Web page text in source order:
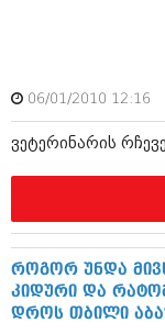
რომანი და
სახალისო
დაიჯესტი
ქალი და
ისტორია
დაიჯესტი
სხვადასხვა
ანონსი
06/01/2010 12:16
ვეტერინარის
როგორ უნდა
კიდური და
დროს თბილი